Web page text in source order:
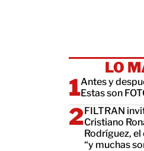
LO
Antes y
Estas son
FILTRAN
Cristiano
Rodríguez,
“y muchas